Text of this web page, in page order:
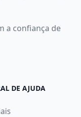
a confiança de
DE AJUDA